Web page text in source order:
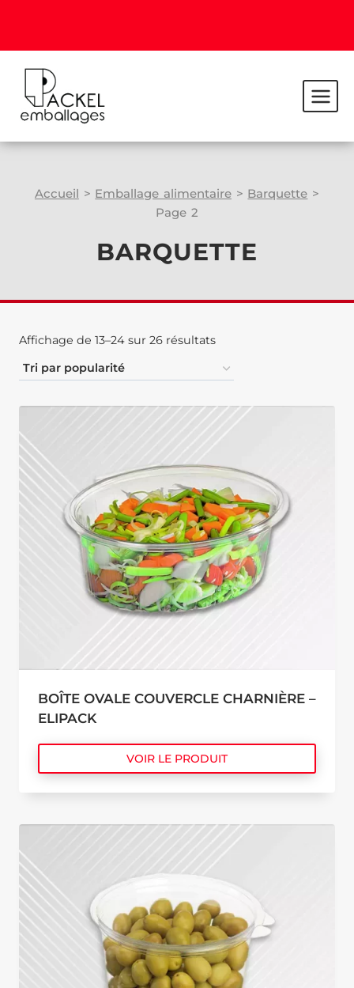
Accueil > Emballage alimentaire > Barquette >
Page 2
BARQUETTE
Affichage de 13–24 sur 26 résultats
BOÎTE OVALE COUVERCLE CHARNIÈRE –
ELIPACK
VOIR LE PRODUIT